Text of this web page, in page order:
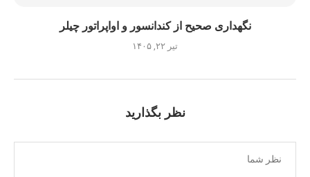
نگهداری صحیح از کندانسور و اواپراتور چیلر
تیر ۲۲, ۱۴۰۵
نظر بگذارید